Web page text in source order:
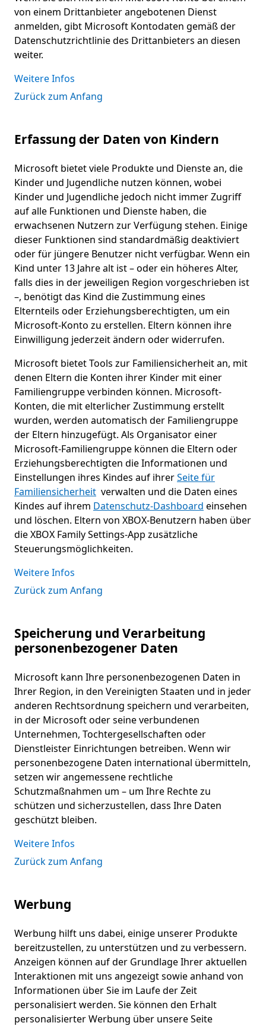
von einem Drittanbieter angebotenen Dienst
anmelden, gibt Microsoft Kontodaten gemäß der
Datenschutzrichtlinie des Drittanbieters an diesen
weiter.
Weitere Infos
Zurück zum Anfang
Erfassung der Daten von Kindern
Microsoft bietet viele Produkte und Dienste an, die
Kinder und Jugendliche nutzen können, wobei
Kinder und Jugendliche jedoch nicht immer Zugriff
auf alle Funktionen und Dienste haben, die
erwachsenen Nutzern zur Verfügung stehen. Einige
dieser Funktionen sind standardmäßig deaktiviert
oder für jüngere Benutzer nicht verfügbar. Wenn ein
Kind unter 13 Jahre alt ist – oder ein höheres Alter,
falls dies in der jeweiligen Region vorgeschrieben ist
–, benötigt das Kind die Zustimmung eines
Elternteils oder Erziehungsberechtigten, um ein
Microsoft-Konto zu erstellen. Eltern können ihre
Einwilligung jederzeit ändern oder widerrufen.
Microsoft bietet Tools zur Familiensicherheit an, mit
denen Eltern die Konten ihrer Kinder mit einer
Familiengruppe verbinden können. Microsoft-
Konten, die mit elterlicher Zustimmung erstellt
wurden, werden automatisch der Familiengruppe
der Eltern hinzugefügt. Als Organisator einer
Microsoft-Familiengruppe können die Eltern oder
Erziehungsberechtigten die Informationen und
Einstellungen ihres Kindes auf ihrerSeite für
Familiensicherheit verwalten und die Daten eines
Kindes auf ihrem Datenschutz-Dashboard einsehen
und löschen. Eltern von XBOX-Benutzern haben über
die XBOX Family Settings-App zusätzliche
Steuerungsmöglichkeiten.
Weitere Infos
Zurück zum Anfang
Speicherung und Verarbeitung
personenbezogener Daten
Microsoft kann Ihre personenbezogenen Daten in
Ihrer Region, in den Vereinigten Staaten und in jeder
anderen Rechtsordnung speichern und verarbeiten,
in der Microsoft oder seine verbundenen
Unternehmen, Tochtergesellschaften oder
Dienstleister Einrichtungen betreiben. Wenn wir
personenbezogene Daten international übermitteln,
setzen wir angemessene rechtliche
Schutzmaßnahmen um – um Ihre Rechte zu
schützen und sicherzustellen, dass Ihre Daten
geschützt bleiben.
Weitere Infos
Zurück zum Anfang
Werbung
Werbung hilft uns dabei, einige unserer Produkte
bereitzustellen, zu unterstützen und zu verbessern.
Anzeigen können auf der Grundlage Ihrer aktuellen
Interaktionen mit uns angezeigt sowie anhand von
Informationen über Sie im Laufe der Zeit
personalisiert werden. Sie können den Erhalt
personalisierter Werbung über unsere Seite